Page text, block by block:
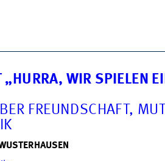
WIR SPIELEN
FREUNDSCHAFT,